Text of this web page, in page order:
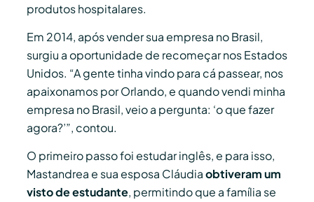
produtos hospitalares.
Em 2014, após vender sua empresa no Brasil,
surgiu a oportunidade de recomeçar nos Estados
Unidos. “A gente tinha vindo para cá passear, nos
apaixonamos por Orlando, e quando vendi minha
empresa no Brasil, veio a pergunta: ‘o que fazer
agora?’”, contou.
O primeiro passo foi estudar inglês, e para isso,
Mastandrea e sua esposa Cláudiaobtiveram um
visto de estudante, permitindo que a família se